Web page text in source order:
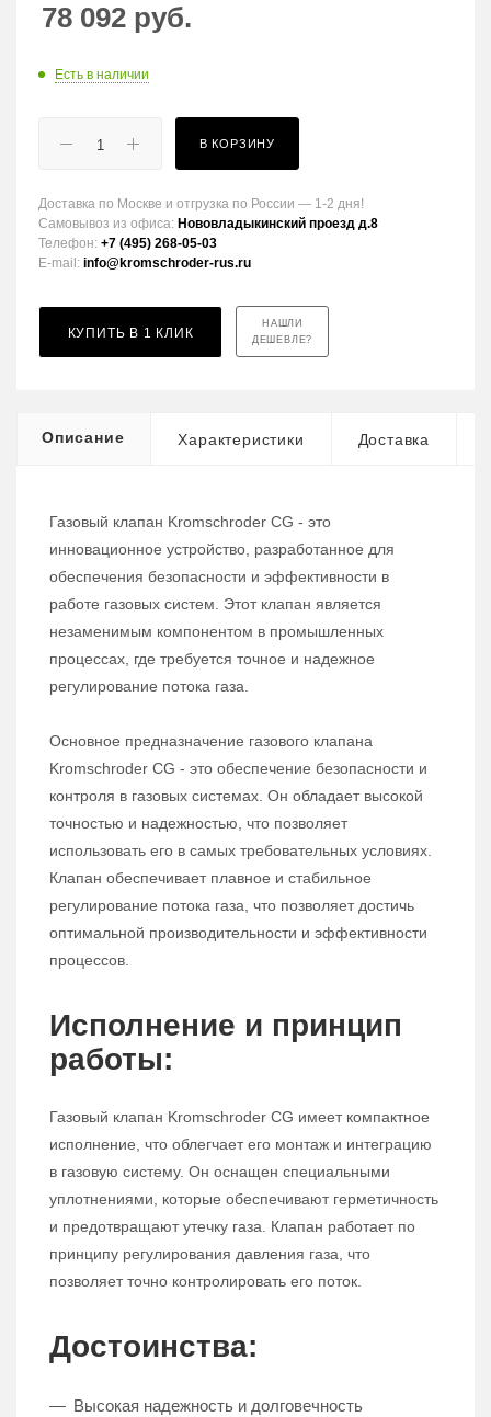
78 092 руб.
Есть в наличии
В КОРЗИНУ
Доставка по Москве и отгрузка по России — 1-2 дня!
Самовывоз из офиса: Нововладыкинский проезд д.8
Телефон: +7 (495) 268-05-03
E-mail: info@kromschroder-rus.ru
КУПИТЬ В 1 КЛИК
НАШЛИ
ДЕШЕВЛЕ?
Описание Характеристики Доставка
Газовый клапан Kromschroder CG - это
инновационное устройство, разработанное для
обеспечения безопасности и эффективности в
работе газовых систем. Этот клапан является
незаменимым компонентом в промышленных
процессах, где требуется точное и надежное
регулирование потока газа.
Основное предназначение газового клапана
Kromschroder CG - это обеспечение безопасности и
контроля в газовых системах. Он обладает высокой
точностью и надежностью, что позволяет
использовать его в самых требовательных условиях.
Клапан обеспечивает плавное и стабильное
регулирование потока газа, что позволяет достичь
оптимальной производительности и эффективности
процессов.
Исполнение и принцип
работы:
Газовый клапан Kromschroder CG имеет компактное
исполнение, что облегчает его монтаж и интеграцию
в газовую систему. Он оснащен специальными
уплотнениями, которые обеспечивают герметичность
и предотвращают утечку газа. Клапан работает по
принципу регулирования давления газа, что
позволяет точно контролировать его поток.
Достоинства:
Высокая надежность и долговечность